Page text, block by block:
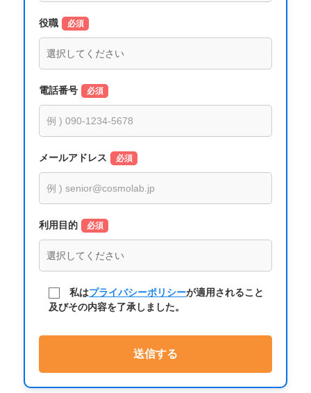
役職 必須
電話番号 必須
メールアドレス 必須
利用目的 必須
私はプライバシーポリシーが適用されること
及びその内容を了承しました。